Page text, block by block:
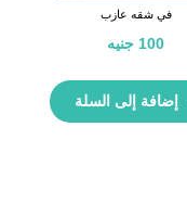
في شقه عازب
100 جنيه
إضافة إلى السلة